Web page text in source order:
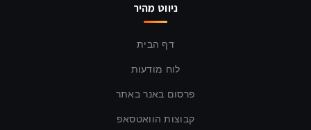
ניווט מהיר
דף הבית
לוח מודעות
פרסום באנר באתר
קבוצות הוואטסאפ